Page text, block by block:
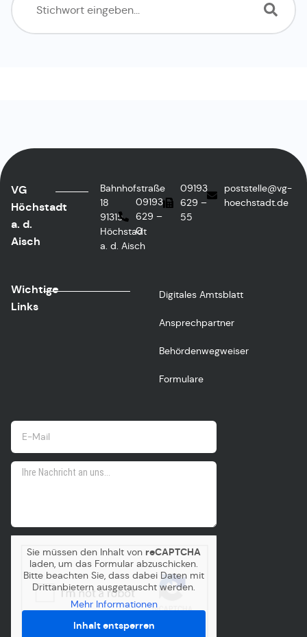
VG
Höchstadt
a. d.
Aisch
Bahnhofstraße
18
91315
Höchstadt
a. d. Aisch
09193
629 –
0
09193
629 –
55
poststelle@vg-
hoechstadt.de
Wichtige
Links
Digitales Amtsblatt
Ansprechpartner
Behördenwegweiser
Formulare
Sie müssen den Inhalt von reCAPTCHA
laden, um das Formular abzuschicken.
Bitte beachten Sie, dass dabei Daten mit
Drittanbietern ausgetauscht werden.
Mehr Informationen
Inhalt entsperren